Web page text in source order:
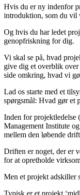
Hvis du er ny indenfor
introduktion, som du vil
Og hvis du har ledet
genopfriskning for dig.
Vi skal se på, hvad
give dig et overblik over
side omkring, hvad vi
Lad os starte med et
spørgsmål: Hvad gør et
Inden for projektledelse
Management Institute
mellem den løbende
Driften er noget, der er
for at opretholde
Men et projekt adskiller
Typisk er et projekt